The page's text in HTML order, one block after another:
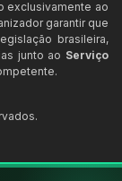
exclusivamente ao
garantir que
brasileira,
junto ao Serviço